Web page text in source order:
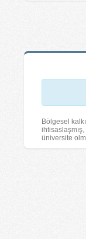
Bölgesel
üniversite